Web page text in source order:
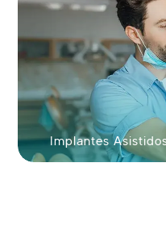
Implantes